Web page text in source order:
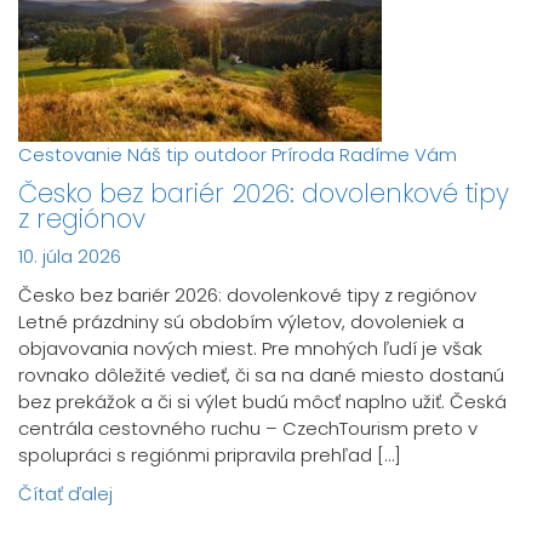
Cestovanie Náš tip outdoorPríroda Radíme Vám
Česko bez bariér 2026: dovolenkové tipy
z regiónov
10. júla 2026
Česko bez bariér 2026: dovolenkové tipy z regiónov
Letné prázdniny sú obdobím výletov, dovoleniek a
objavovania nových miest. Pre mnohých ľudí je však
rovnako dôležité vedieť, či sa na dané miesto dostanú
bez prekážok a či si výlet budú môcť naplno užiť. Česká
centrála cestovného ruchu – CzechTourism preto v
spolupráci s regiónmi pripravila prehľad […]
Čítať ďalej